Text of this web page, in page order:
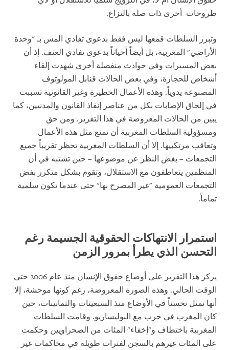
طروحات أخرى ذات صلة بالنزاع.
وتبرر السلطات قمعها ليس فقط بدعوى تفادي المس بـ "وحدة
الأراضي" المغربية، بل أيضاً أحياناً بدعوى تفادي العنف. إذ أن
بعض المسيرات وفي حوادث منفصلة أخرى شهدت إلقاء
أشخاص للحجارة، وفي بعض الحالات قنابل المولوتوف
المصنوعة يدوياً. وهذه الأعمال الخطيرة وغير القانونية تسببت
في إلحاق الإصابات بكل من عناصر إنفاذ القانون والمدنيين، كما
يبين من الحالات المعروضة في هذا التقرير. ومن حق
ومسؤولية السلطات المغربية أن تمنع مثل هذه الأعمال
وتعاقب مرتكبيها. إلا أن السلطات المغربية تحظر تقريباً جميع
التجمعات – بغض النظر عن موضوعها – حين تشتبه في أن
المنظمين يتعاطفون مع الاستقلال، وتقوم بشكل متكرر بفض
التجمعات العمومية "غير المصرح بها" حتى عندما تكون سلمية
تماماً.
استمرار الانتهاكات الحقوقية الجسيمة رغم
التحسن الذي يطرأ بمرور الزمن
يركز هذا التقرير على أوضاع حقوق الإنسان منذ عام 2006 حتى
الوقت الحالي. وهذه الصورة المعروضة، رغم كونها موحشة، إلا
أنها تمثل تحسناً في الأوضاع منذ السبعينات والثمانينات، حين
كان المغرب في حرب مع البوليساريو. وقامت السلطات
المغربية باختطاف و"إخفاء" المئات من الصحراويين وحكمت
على المئات غيرهم بالسجن لفترات طويلة في محاكمات غير